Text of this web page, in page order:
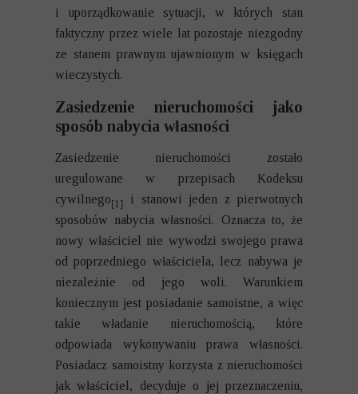
i uporządkowanie sytuacji, w których stan
faktyczny przez wiele lat pozostaje niezgodny
ze stanem prawnym ujawnionym w księgach
wieczystych.
Zasiedzenie nieruchomości jako
sposób nabycia własności
Zasiedzenie nieruchomości zostało
uregulowane w przepisach Kodeksu
cywilnego[1] i stanowi jeden z pierwotnych
sposobów nabycia własności. Oznacza to, że
nowy właściciel nie wywodzi swojego prawa
od poprzedniego właściciela, lecz nabywa je
niezależnie od jego woli. Warunkiem
koniecznym jest posiadanie samoistne, a więc
takie władanie nieruchomością, które
odpowiada wykonywaniu prawa własności.
Posiadacz samoistny korzysta z nieruchomości
jak właściciel, decyduje o jej przeznaczeniu,